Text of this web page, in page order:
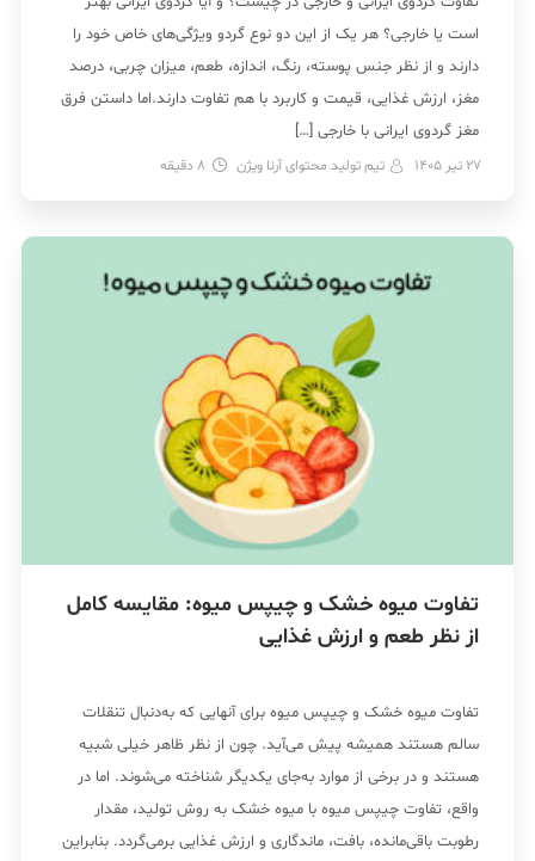
است یا خارجی؟ هر یک از این دو نوع گردو ویژگی‌های خاص خود را
دارند و از نظر جنس پوسته، رنگ، اندازه، طعم، میزان چربی، درصد
مغز، ارزش غذایی، قیمت و کاربرد با هم تفاوت دارند.اما داستن فرق
مغز گردوی ایرانی با خارجی […]
27 تیر 1405 تیم تولید محتوای آرنا ویژن 8 دقیقه
تفاوت میوه خشک و چیپس میوه: مقایسه کامل
از نظر طعم و ارزش غذایی
تفاوت میوه خشک و چیپس میوه برای آنهایی که به‌دنبال تنقلات
سالم هستند همیشه پیش می‌آید. چون از نظر ظاهر خیلی شبیه
هستند و در برخی از موارد به‌جای یکدیگر شناخته می‌شوند. اما در
واقع، تفاوت چیپس میوه با میوه خشک به روش تولید، مقدار
رطوبت باقی‌مانده، بافت، ماندگاری و ارزش غذایی برمی‌گردد. بنابراین